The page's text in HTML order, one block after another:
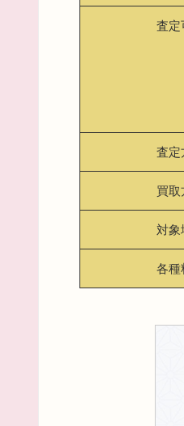
査定
査定
買取
対象
各種